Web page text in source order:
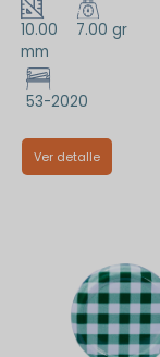
10.00
mm
7.00 gr
53-2020
Ver detalle